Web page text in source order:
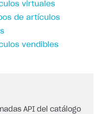
virtuales
de artículos
vendibles
API del catálogo